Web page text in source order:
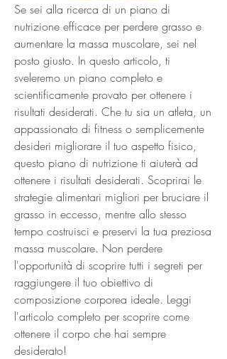
Se sei alla ricerca di un piano di
nutrizione efficace per perdere grasso e
aumentare la massa muscolare, sei nel
posto giusto. In questo articolo, ti
sveleremo un piano completo e
scientificamente provato per ottenere i
risultati desiderati. Che tu sia un atleta, un
appassionato di fitness o semplicemente
desideri migliorare il tuo aspetto fisico,
questo piano di nutrizione ti aiuterà ad
ottenere i risultati desiderati. Scoprirai le
strategie alimentari migliori per bruciare il
grasso in eccesso, mentre allo stesso
tempo costruisci e preservi la tua preziosa
massa muscolare. Non perdere
l'opportunità di scoprire tutti i segreti per
raggiungere il tuo obiettivo di
composizione corporea ideale. Leggi
l'articolo completo per scoprire come
ottenere il corpo che hai sempre
desiderato!